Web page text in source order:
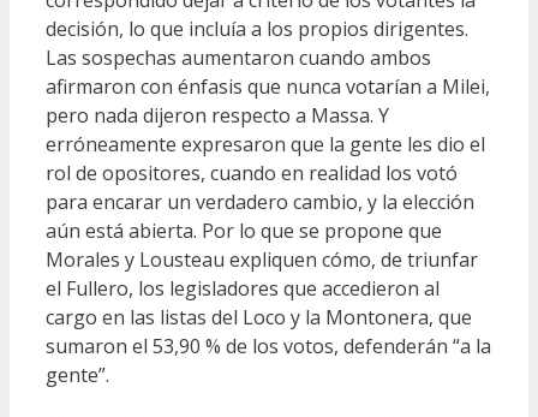
decisión, lo que incluía a los propios dirigentes.
Las sospechas aumentaron cuando ambos
afirmaron con énfasis que nunca votarían a Milei,
pero nada dijeron respecto a Massa. Y
erróneamente expresaron que la gente les dio el
rol de opositores, cuando en realidad los votó
para encarar un verdadero cambio, y la elección
aún está abierta. Por lo que se propone que
Morales y Lousteau expliquen cómo, de triunfar
el Fullero, los legisladores que accedieron al
cargo en las listas del Loco y la Montonera, que
sumaron el 53,90 % de los votos, defenderán “a la
gente”.